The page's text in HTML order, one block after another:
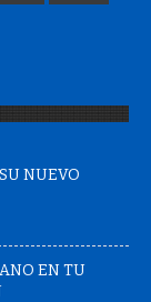
NUEVO
EN TU